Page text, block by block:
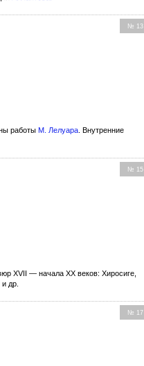
№ 13
работы М. Лелуара . Внутренние
№ 15
XVII — начала XX веков: Хиросиге,
др.
№ 17